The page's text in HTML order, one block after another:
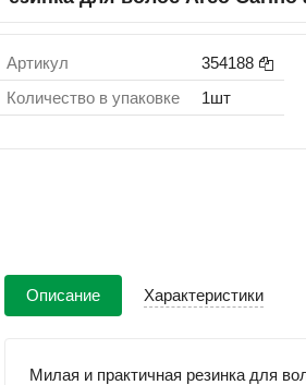
Артикул
354188
Количество в упаковке
1шт
Описание Характеристики
Милая и практичная резинка для